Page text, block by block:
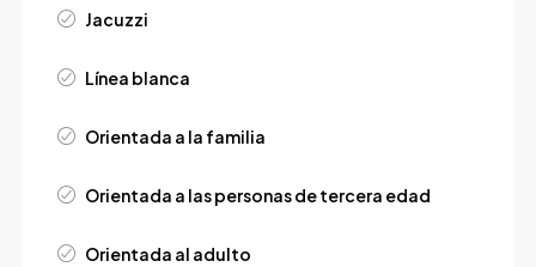
Jacuzzi
Línea blanca
Orientada a la familia
Orientada a las personas de tercera edad
Orientada al adulto